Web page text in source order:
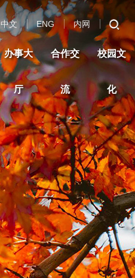
中文 ENG 内网
办事大
厅
合作交
流
校园文
化